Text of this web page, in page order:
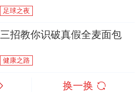
足球之夜
三招教你识破真假全麦面包
健康之路
换一换